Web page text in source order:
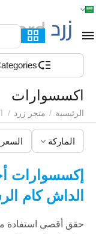
اكسسوارات
الرئيسية / متجر زرد /
الماركة السعر
إكسسوارات
الداش كام
حقق أقصى استفادة
الرئيسية القائمة